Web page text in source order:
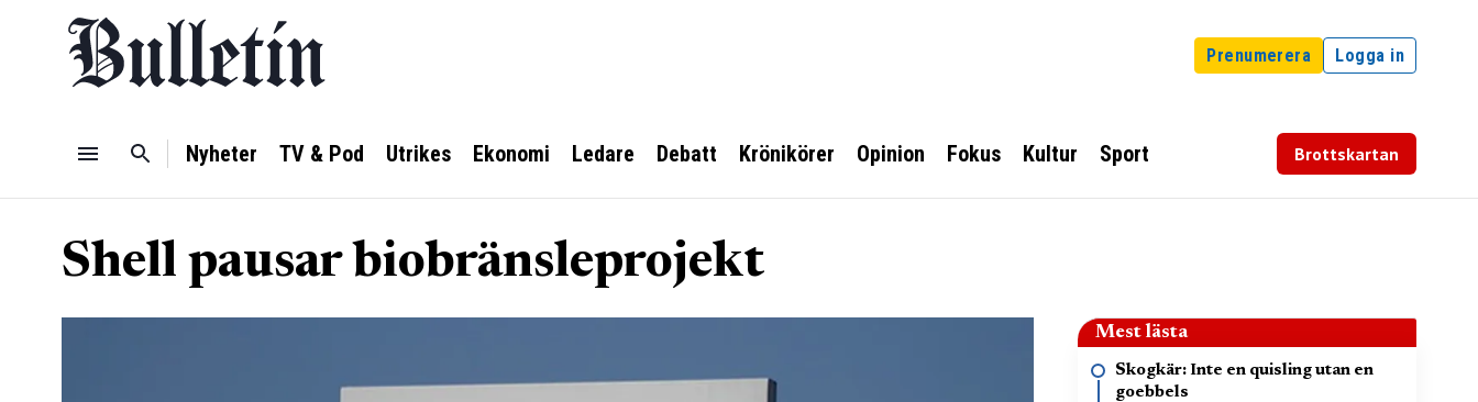
Prenumerera Logga in
Nyheter TV & Pod Utrikes Ekonomi Ledare Debatt Krönikörer Opinion Fokus Kultur Sport Brottskartan
Shell pausar biobränsleprojekt
Mest lästa
Skogkär: Inte en quisling utan en
goebbels